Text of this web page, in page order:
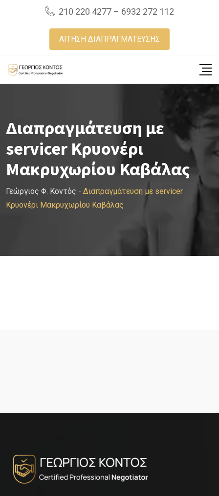
210 220 4277 – 6932 272 112
ΑΙΤΗΣΗ ΔΙΑΠΡΑΓΜΑΤΕΥΣΗΣ
Διαπραγμάτευση με
servicer Κρυονέρι
Μακρυχωρίου Καβάλας
Γεώργιος Φ. Κοντός - Διαπραγμάτευση με servicer
Κρυονέρι Μακρυχωρίου Καβάλας